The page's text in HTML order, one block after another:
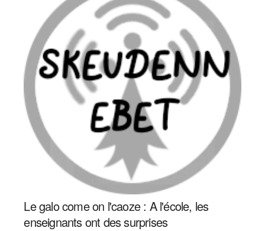
Le galo come on l'caoze : A l'école, les
enseignants ont des surprises